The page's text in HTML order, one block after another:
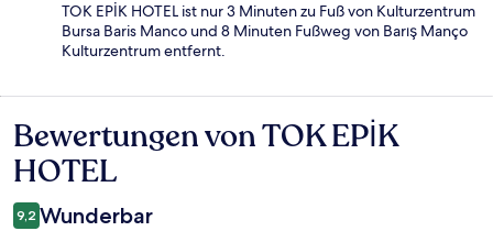
TOK EPİK HOTEL ist nur 3 Minuten zu Fuß von Kulturzentrum
Bursa Baris Manco und 8 Minuten Fußweg von Barış Manço
Kulturzentrum entfernt.
Bewertungen
Bewertungen von TOK EPİK
HOTEL
9,2 Wunderbar